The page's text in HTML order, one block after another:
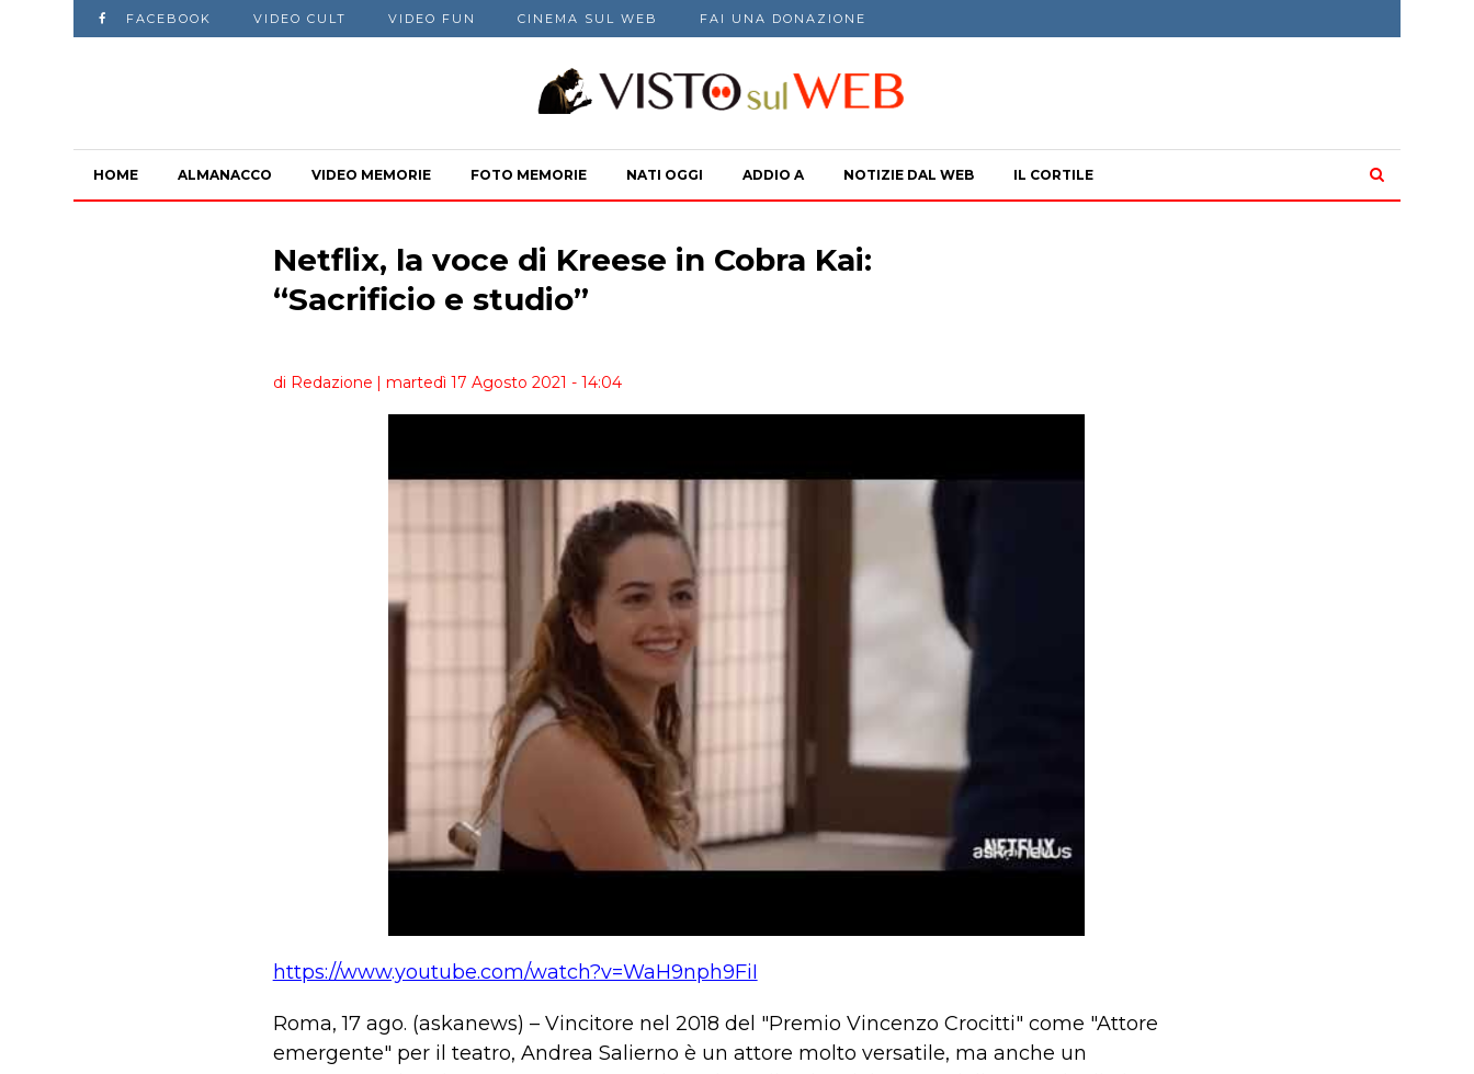
FACEBOOK VIDEO CULT VIDEO FUN CINEMA SUL WEB FAI UNA DONAZIONE
HOME ALMANACCO VIDEO MEMORIE FOTO MEMORIE NATI OGGI ADDIO A NOTIZIE DAL WEB IL CORTILE
Netflix, la voce di Kreese in Cobra Kai:
“Sacrificio e studio”
di Redazione | martedì 17 Agosto 2021 - 14:04
https://www.youtube.com/watch?v=WaH9nph9FiI
Roma, 17 ago. (askanews) – Vincitore nel 2018 del "Premio Vincenzo Crocitti" come "Attore
emergente" per il teatro, Andrea Salierno è un attore molto versatile, ma anche un